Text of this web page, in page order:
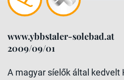
www.ybbstaler-solebad.at
2009/09/01
A magyar síelők által kedvelt